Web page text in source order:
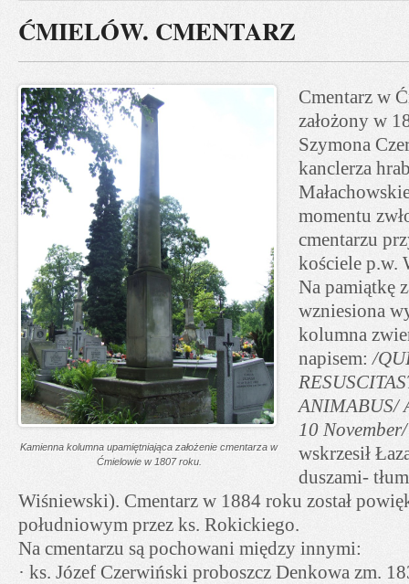
ĆMIELÓW. CMENTARZ
Kamienna kolumna upamiętniająca założenie cmentarza w
Ćmielowie w 1807 roku.
Cmentarz w
założony w
Szymona
kanclerza
momentu
cmentarzu
kościele p.w.
Na pamiątkę
wzniesiona
kolumna
napisem:/
ANIMABUS/
10 November/
wskrzesił
duszami-
Wiśniewski). Cmentarz w 1884 roku został
południowym przez ks. Rokickiego.
Na cmentarzu są pochowani między innymi:
· ks. Józef Czerwiński proboszcz Denkowa zm.